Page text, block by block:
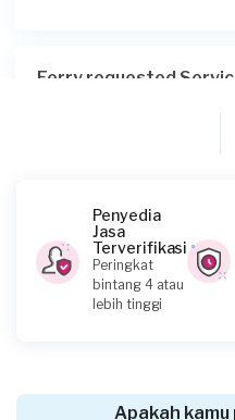
Ferry requested
Nilam Barry requested
Sekitar 3 jam yang lalu
Depok, Jawa Barat
Penyedia
Jasa
Terverifikasi
Peringkat
bintang 4 atau
lebih tinggi
Apakah kamu